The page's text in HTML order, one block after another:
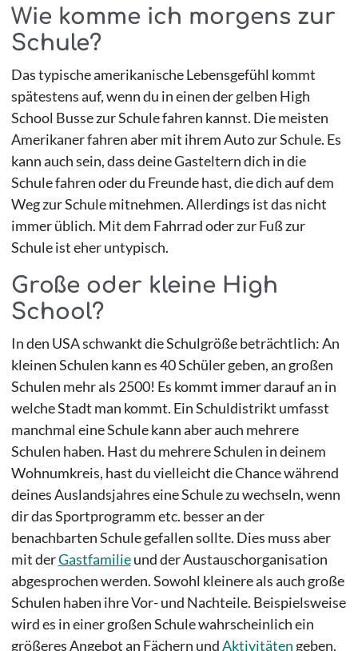
Wie komme ich morgens zur
Schule?
Das typische amerikanische Lebensgefühl kommt
spätestens auf, wenn du in einen der gelben High
School Busse zur Schule fahren kannst. Die meisten
Amerikaner fahren aber mit ihrem Auto zur Schule. Es
kann auch sein, dass deine Gasteltern dich in die
Schule fahren oder du Freunde hast, die dich auf dem
Weg zur Schule mitnehmen. Allerdings ist das nicht
immer üblich. Mit dem Fahrrad oder zur Fuß zur
Schule ist eher untypisch.
Große oder kleine High
School?
In den USA schwankt die Schulgröße beträchtlich: An
kleinen Schulen kann es 40 Schüler geben, an großen
Schulen mehr als 2500! Es kommt immer darauf an in
welche Stadt man kommt. Ein Schuldistrikt umfasst
manchmal eine Schule kann aber auch mehrere
Schulen haben. Hast du mehrere Schulen in deinem
Wohnumkreis, hast du vielleicht die Chance während
deines Auslandsjahres eine Schule zu wechseln, wenn
dir das Sportprogramm etc. besser an der
benachbarten Schule gefallen sollte. Dies muss aber
mit derGastfamilieund der Austauschorganisation
abgesprochen werden. Sowohl kleinere als auch große
Schulen haben ihre Vor- und Nachteile. Beispielsweise
wird es in einer großen Schule wahrscheinlich ein
größeres Angebot an Fächern undAktivitäten geben.